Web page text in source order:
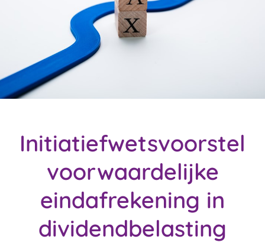
Initiatiefwetsvoorstel
voorwaardelijke
eindafrekening in
dividendbelasting